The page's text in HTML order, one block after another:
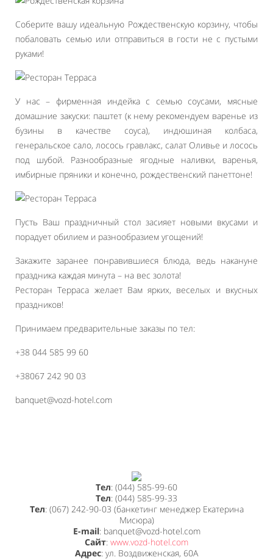
Соберите вашу идеальную Рождественскую корзину, чтобы
побаловать семью или отправиться в гости не с пустыми
руками!
У нас – фирменная индейка с семью соусами, мясные
домашние закуски: паштет (к нему рекомендуем варенье из
бузины в качестве соуса), индюшиная колбаса,
генеральское сало, лосось гравлакс, салат Оливье и лосось
под шубой. Разнообразные ягодные наливки, варенья,
имбирные пряники и конечно, рождественский панеттоне!
Пусть Ваш праздничный стол засияет новыми вкусами и
порадует обилием и разнообразием угощений!
Закажите заранее понравившиеся блюда, ведь накануне
праздника каждая минута – на вес золота!
Ресторан Терраса желает Вам ярких, веселых и вкусных
праздников!
Принимаем предварительные заказы по тел:
+38 044 585 99 60
+38067 242 90 03
banquet@vozd-hotel.com
Тел: (044) 585-99-60
Тел: (044) 585-99-33
Тел: (067) 242-90-03 (банкетинг менеджер Екатерина
Мисюра)
E-mail: banquet@vozd-hotel.com
Сайт: www.vozd-hotel.com
Адрес: ул. Воздвиженская, 60А